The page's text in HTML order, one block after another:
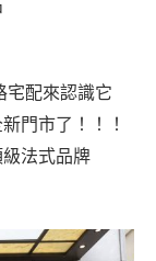
宅配來認識它
門市了！！！
法式品牌